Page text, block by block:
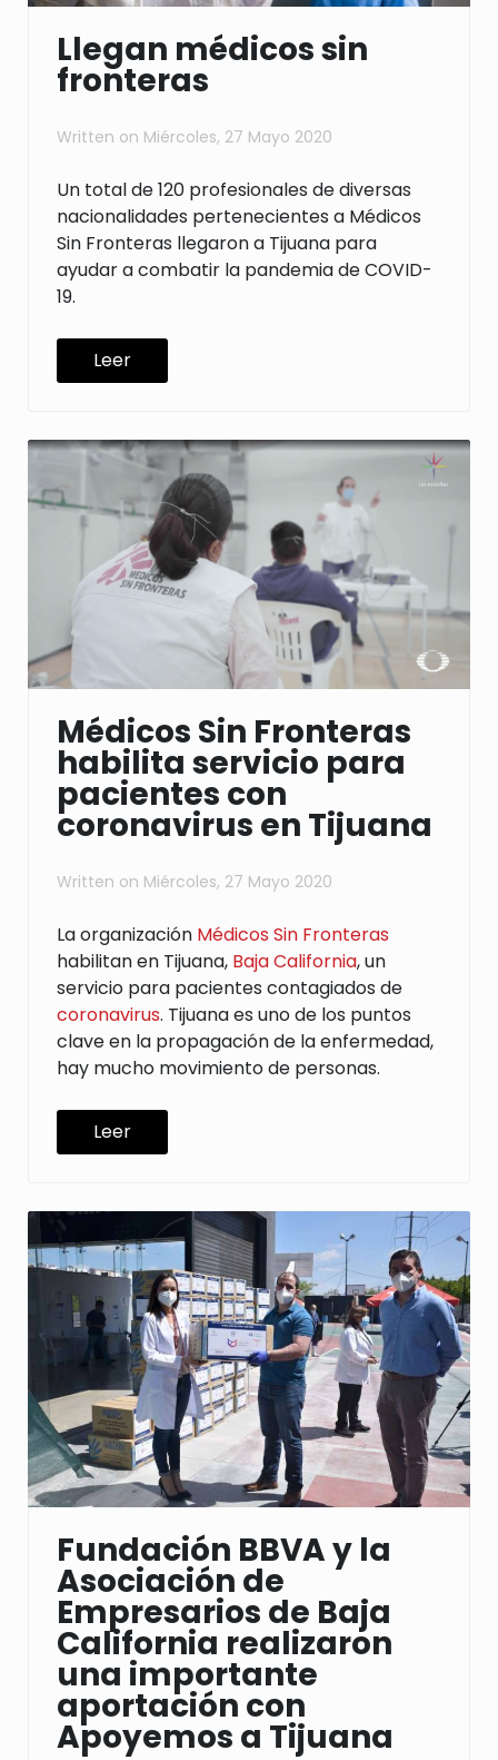
Llegan médicos sin
fronteras
Written on Miércoles, 27 Mayo 2020
Un total de 120 profesionales de diversas
nacionalidades pertenecientes a Médicos
Sin Fronteras llegaron a Tijuana para
ayudar a combatir la pandemia deCOVID-
19.
Leer
Médicos Sin Fronteras
habilita servicio para
pacientes con
coronavirus en Tijuana
Written on Miércoles, 27 Mayo 2020
La organización Médicos Sin Fronteras
habilitan en Tijuana, Baja California, un
servicio para pacientes contagiados de
coronavirus. Tijuana es uno de los puntos
clave en la propagación de la enfermedad,
hay mucho movimiento de personas.
Leer
Fundación BBVA y la
Asociación de
Empresarios de Baja
California realizaron
una importante
aportación con
Apoyemos a Tijuana